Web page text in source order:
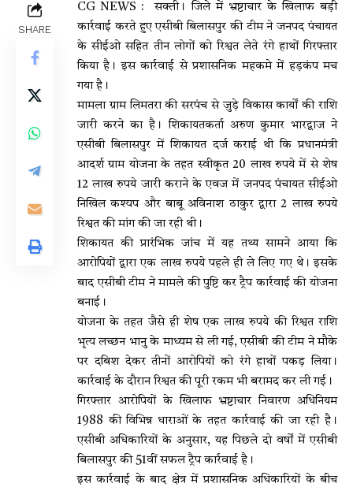
SHARE
CG NEWS : सक्ती। जिले में भ्रष्टाचार के खिलाफ बड़ी
कार्रवाई करते हुए एसीबी बिलासपुर की टीम ने जनपद पंचायत
के सीईओ सहित तीन लोगों को रिश्वत लेते रंगे हाथों गिरफ्तार
किया है। इस कार्रवाई से प्रशासनिक महकमे में हड़कंप मच
गया है।
मामला ग्राम लिमतरा की सरपंच से जुड़े विकास कार्यों की राशि
जारी करने का है। शिकायतकर्ता अरुण कुमार भारद्वाज ने
एसीबी बिलासपुर में शिकायत दर्ज कराई थी कि प्रधानमंत्री
आदर्श ग्राम योजना के तहत स्वीकृत 20 लाख रुपये में से शेष
12 लाख रुपये जारी कराने के एवज में जनपद पंचायत सीईओ
निखिल कश्यप और बाबू अविनाश ठाकुर द्वारा 2 लाख रुपये
रिश्वत की मांग की जा रही थी।
शिकायत की प्रारंभिक जांच में यह तथ्य सामने आया कि
आरोपियों द्वारा एक लाख रुपये पहले ही ले लिए गए थे। इसके
बाद एसीबी टीम ने मामले की पुष्टि कर ट्रैप कार्रवाई की योजना
बनाई।
योजना के तहत जैसे ही शेष एक लाख रुपये की रिश्वत राशि
भृत्य लच्छन भानु के माध्यम से ली गई, एसीबी की टीम ने मौके
पर दबिश देकर तीनों आरोपियों को रंगे हाथों पकड़ लिया।
कार्रवाई के दौरान रिश्वत की पूरी रकम भी बरामद कर ली गई।
गिरफ्तार आरोपियों के खिलाफ भ्रष्टाचार निवारण अधिनियम
1988 की विभिन्न धाराओं के तहत कार्रवाई की जा रही है।
एसीबी अधिकारियों के अनुसार, यह पिछले दो वर्षों में एसीबी
बिलासपुर की 51वीं सफल ट्रैप कार्रवाई है।
इस कार्रवाई के बाद क्षेत्र में प्रशासनिक अधिकारियों के बीच